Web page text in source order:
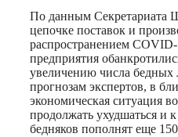
По данным Секретариата
цепочке поставок и
распространением
предприятия
увеличению числа
прогнозам экспертов, в
экономическая ситуация
продолжать ухудшаться и
бедняков пополнят еще